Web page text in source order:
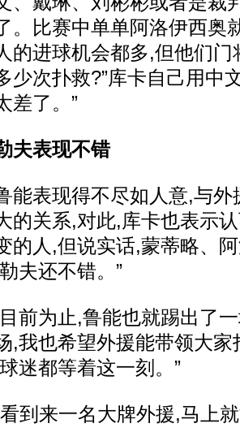
。比赛中单单阿洛伊西奥
的进球机会都多,但他们门
少次扑救?”库卡自己用中
差了。”
夫表现不错
表现得不尽如人意,与外
的关系,对此,库卡也表示
的人,但说实话,蒙蒂略、
夫还不错。”
为止,鲁能也就踢出了一
,我也希望外援能带领大
迷都等着这一刻。”
来一名大牌外援,马上就